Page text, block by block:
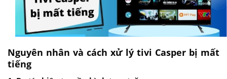
Nguyên nhân và cách xử lý tivi Casper bị mất
tiếng